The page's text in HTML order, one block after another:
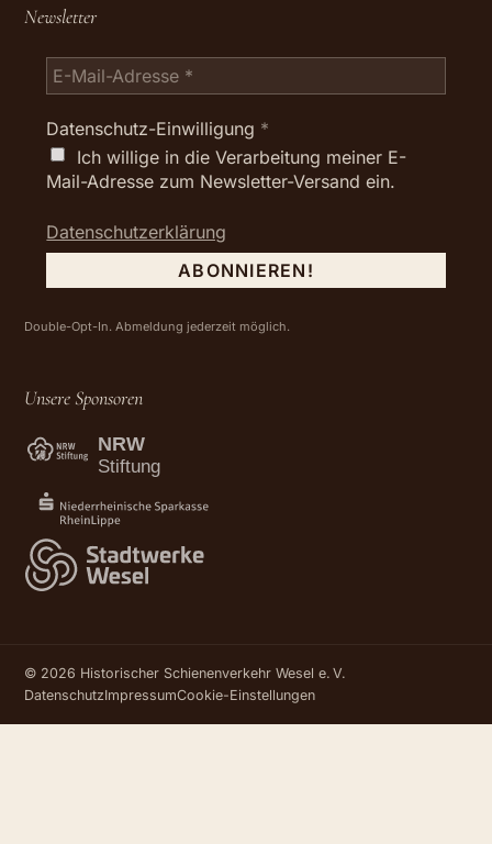
Newsletter
Datenschutz-Einwilligung *
Ich willige in die Verarbeitung meiner E-
Mail-Adresse zum Newsletter-Versand ein.
Datenschutzerklärung
Double-Opt-In. Abmeldung jederzeit möglich.
Unsere Sponsoren
© 2026 Historischer Schienenverkehr Wesel e. V.
DatenschutzImpressumCookie-Einstellungen